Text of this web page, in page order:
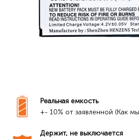
Реальная емкость
+- 10% от заявленной (Как
Держит, не выключается